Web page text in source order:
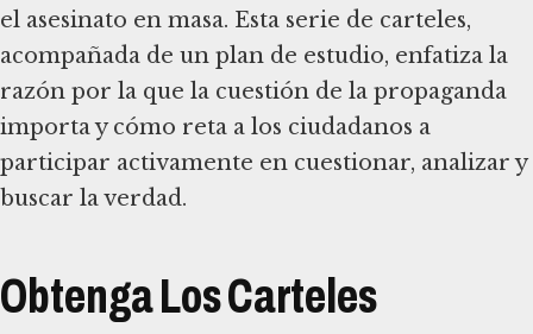
el asesinato en masa. Esta serie de carteles,
acompañada de un plan de estudio, enfatiza la
razón por la que la cuestión de la propaganda
importa y cómo reta a los ciudadanos a
participar activamente en cuestionar, analizar y
buscar la verdad.
Obtenga Los Carteles